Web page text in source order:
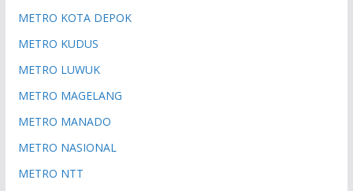
METRO KOTA DEPOK
METRO KUDUS
METRO LUWUK
METRO MAGELANG
METRO MANADO
METRO NASIONAL
METRO NTT